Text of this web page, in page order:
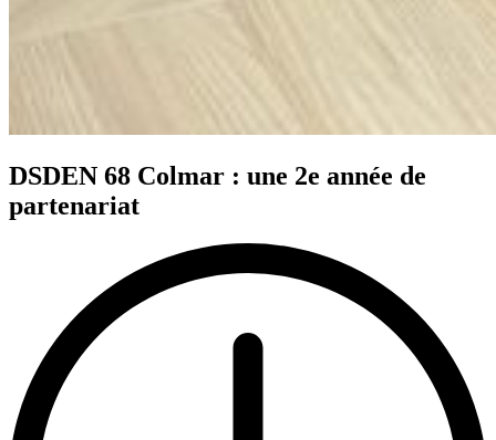
DSDEN 68 Colmar : une 2e année de
partenariat